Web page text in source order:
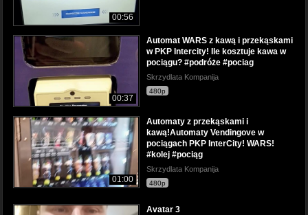
00:56
00:37
Automat WARS z kawą i przekąskami
w PKP Intercity! Ile kosztuje kawa w
pociągu? #podróże #pociag
Skrzydlata Kompanija
480p
01:00
Automaty z przekąskami i
kawą!Automaty Vendingove w
pociągach PKP InterCity! WARS!
#kolej #pociąg
Skrzydlata Kompanija
480p
Avatar 3